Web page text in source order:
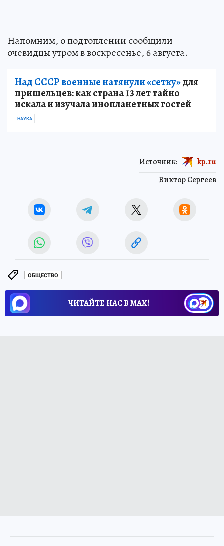
Напомним, о подтоплении сообщили
очевидцы утром в воскресенье, 6 августа.
Над СССР военные натянули «сетку»для
пришельцев: как страна 13 лет тайно
искала и изучала инопланетных гостей
НАУКА
Виктор Сергеев
Источник: kp.ru
ОБЩЕСТВО
ЧИТАЙТЕ НАС В МАХ!